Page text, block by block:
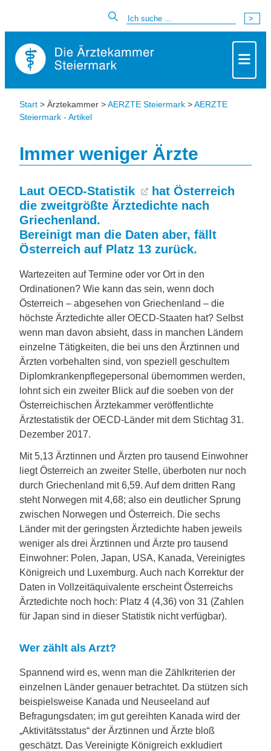
Start > Ärztekammer >AERZTE Steiermark >AERZTE
Steiermark - Artikel
Immer weniger Ärzte
Laut OECD-Statistik
hat Österreich
die zweitgrößte Ärztedichte nach
Griechenland.
Bereinigt man die Daten aber, fällt
Österreich auf Platz 13 zurück.
Wartezeiten auf Termine oder vor Ort in den
Ordinationen? Wie kann das sein, wenn doch
Österreich – abgesehen von Griechenland – die
höchste Ärztedichte aller OECD-Staaten hat? Selbst
wenn man davon absieht, dass in manchen Ländern
einzelne Tätigkeiten, die bei uns den Ärztinnen und
Ärzten vorbehalten sind, von speziell geschultem
Diplomkrankenpflegepersonal übernommen werden,
lohnt sich ein zweiter Blick auf die soeben von der
Österreichischen Ärztekammer veröffentlichte
Ärztestatistik der OECD-Länder mit dem Stichtag 31.
Dezember 2017.
Mit 5,13 Ärztinnen und Ärzten pro tausend Einwohner
liegt Österreich an zweiter Stelle, überboten nur noch
durch Griechenland mit 6,59. Auf dem dritten Rang
steht Norwegen mit 4,68; also ein deutlicher Sprung
zwischen Norwegen und Österreich. Die sechs
Länder mit der geringsten Ärztedichte haben jeweils
weniger als drei Ärztinnen und Ärzte pro tausend
Einwohner: Polen, Japan, USA, Kanada, Vereinigtes
Königreich und Luxemburg. Auch nach Korrektur der
Daten in Vollzeitäquivalente erscheint Österreichs
Ärztedichte noch hoch: Platz 4 (4,36) von 31 (Zahlen
für Japan sind in dieser Statistik nicht verfügbar).
Wer zählt als Arzt?
Spannend wird es, wenn man die Zählkriterien der
einzelnen Länder genauer betrachtet. Da stützen sich
beispielsweise Kanada und Neuseeland auf
Befragungsdaten; im gut gereihten Kanada wird der
„Aktivitätsstatus“ der Ärztinnen und Ärzte bloß
geschätzt. Das Vereinigte Königreich exkludiert